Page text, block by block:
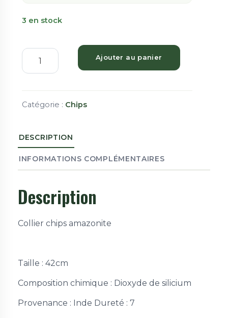
3 en stock
Ajouter au panier
Catégorie : Chips
DESCRIPTION
INFORMATIONS COMPLÉMENTAIRES
Description
Collier chips amazonite
Taille : 42cm
Composition chimique : Dioxyde de silicium
Provenance : Inde Dureté : 7